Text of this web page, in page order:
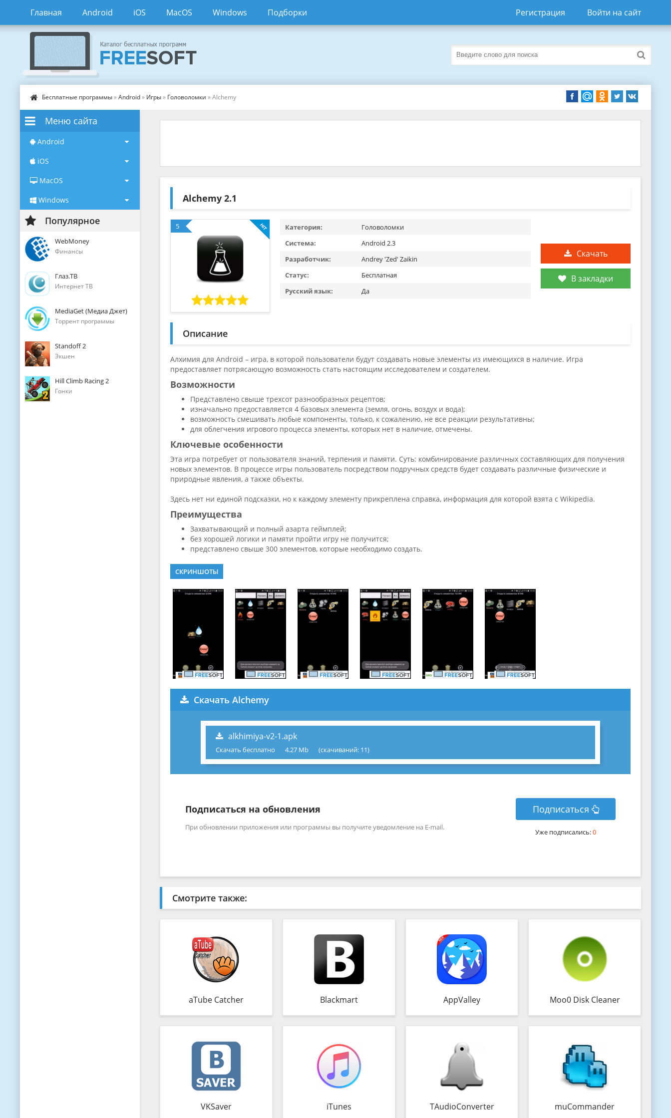
Главная Android iOS MacOS Windows Подборки Регистрация Войти на сайт
Бесплатные программы»Android» Игры» Головоломки » Alchemy
Меню сайта
Android
iOS
MacOS
Windows
Популярное
WebMoney
Финансы
Глаз.ТВ
Интернет ТВ
MediaGet (Медиа Джет)
Торрент программы
Standoff 2
Экшен
Hill Climb Racing 2
Гонки
Alchemy 2.1
5
Скачать
В закладки
Категория:
Головоломки
Система:
Android 2.3
Разработчик:
Andrey 'Zed' Zaikin
Статус:
Бесплатная
Русский язык:
Да
Описание
Алхимия для Android – игра, в которой пользователи будут создавать новые элементы из имеющихся в наличие. Игра
предоставляет потрясающую возможность стать настоящим исследователем и создателем.
Возможности
Представлено свыше трехсот разнообразных рецептов;
изначально предоставляется 4 базовых элемента (земля, огонь, воздух и вода);
возможность смешивать любые компоненты, только, к сожалению, не все реакции результативны;
для облегчения игрового процесса элементы, которых нет в наличие, отмечены.
Ключевые особенности
Эта игра потребует от пользователя знаний, терпения и памяти. Суть: комбинирование различных составляющих для получения
новых элементов. В процессе игры пользователь посредством подручных средств будет создавать различные физические и
природные явления, а также объекты.
Здесь нет ни единой подсказки, но к каждому элементу прикреплена справка, информация для которой взята с Wikipedia.
Преимущества
Захватывающий и полный азарта геймплей;
без хорошей логики и памяти пройти игру не получится;
представлено свыше 300 элементов, которые необходимо создать.
СКРИНШОТЫ
Скачать Alchemy
alkhimiya-v2-1.apk
Скачать бесплатно 4.27 Mb (cкачиваний: 11)
Подписаться на обновления
При обновлении приложения или программы вы получите уведомление на E-mail.
Подписаться
Уже подписались:0
Смотрите также:
aTube Catcher Blackmart AppValley Moo0 Disk Cleaner
VKSaver iTunes TAudioConverter muCommander